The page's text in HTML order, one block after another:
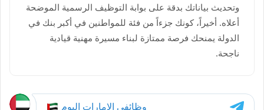
وتحديث بياناتك بدقة على بوابة التوظيف الرسمية الموضحة
أعلاه. أخيراً، كونك جزءاً من فئة للمواطنين في أكبر بنك في
الدولة يمنحك فرصة ممتازة لبناء مسيرة مهنية قيادية
ناجحة.